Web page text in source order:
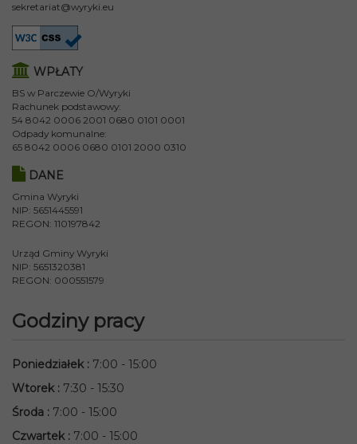
sekretariat@wyryki.eu
WPŁATY
BS w Parczewie O/Wyryki
Rachunek podstawowy:
54 8042 0006 2001 0680 0101 0001
Odpady komunalne:
65 8042 0006 0680 0101 2000 0310
DANE
Gmina Wyryki
NIP: 5651445591
REGON: 110197842
Urząd Gminy Wyryki
NIP: 5651320381
REGON: 000551579
Godziny pracy
Poniedziałek: 7:00 - 15:00
Wtorek: 7:30 - 15:30
Środa : 7:00 - 15:00
Czwartek: 7:00 - 15:00